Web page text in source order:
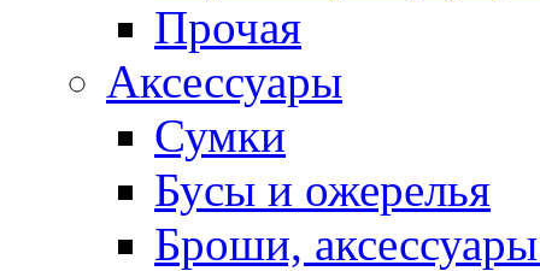
Прочая
Аксессуары
Сумки
Бусы и ожерелья
Броши,